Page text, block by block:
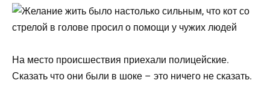
На место происшествия приехали полицейские.
Сказать что они были в шоке – это ничего не сказать.